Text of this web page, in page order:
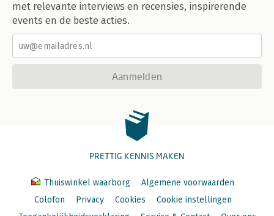
met relevante interviews en recensies, inspirerende
events en de beste acties.
Aanmelden
PRETTIG KENNIS MAKEN
Thuiswinkel waarborg
Algemene voorwaarden
Colofon
Privacy Cookies
Cookie instellingen